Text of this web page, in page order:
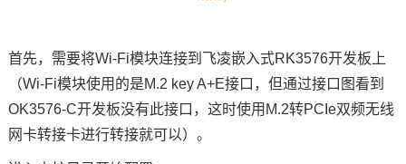
首先，需要将Wi-Fi模块连接到 飞凌嵌入式RK3576开发板上
（Wi-Fi模块使用的是M.2 key A+E接口，但通过接口图看到
OK3576-C开发板没有此接口，这时使用M.2转PCIe双频无线
网卡转接卡进行转接就可以）。